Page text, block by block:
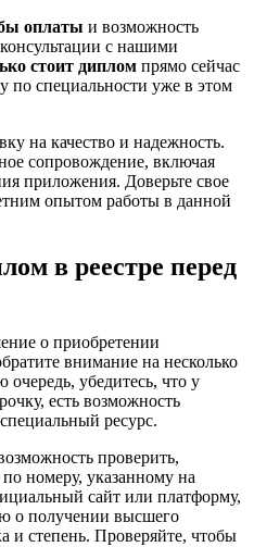
оплаты и возможность
с нашими
стоит диплом прямо сейчас
по специальности уже в этом
на качество и надежность.
сопровождение, включая
приложения. Доверьте свое
опытом работы в данной
в реестре перед
о приобретении
внимание на несколько
убедитесь, что у
есть возможность
ресурс.
проверить,
номеру, указанному на
сайт или платформу,
о получении высшего
и степень. Проверяйте, чтобы